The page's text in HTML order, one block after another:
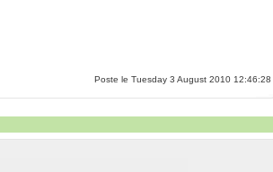
Poste le Tuesday 3 August 2010 12:46:28